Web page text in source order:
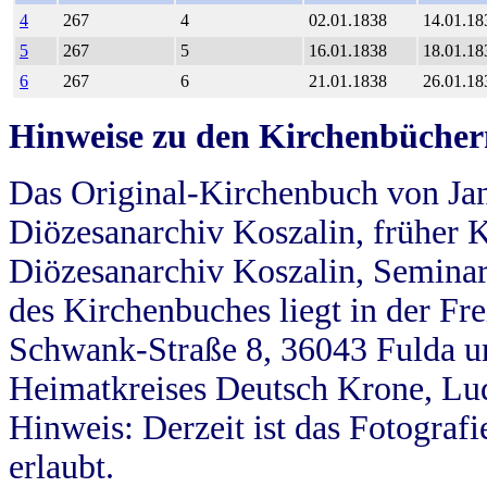
4
267 4 02.01.1838
5
267 5 16.01.1838
6
267 6 21.01.1838
Hinweise zu den
Das Original-Kirchenbuch von
Diözesanarchiv Koszalin, früher
Diözesanarchiv Koszalin,
des Kirchenbuches liegt in der
Schwank-Straße 8, 36043 Fulda
Heimatkreises Deutsch Krone,
Hinweis: Derzeit ist das
erlaubt.